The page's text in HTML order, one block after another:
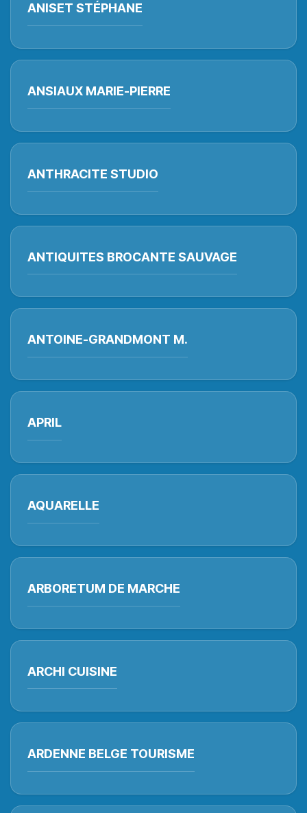
ANISET STÉPHANE
ANSIAUX MARIE-PIERRE
ANTHRACITE STUDIO
ANTIQUITES BROCANTE SAUVAGE
ANTOINE-GRANDMONT M.
APRIL
AQUARELLE
ARBORETUM DE MARCHE
ARCHI CUISINE
ARDENNE BELGE TOURISME